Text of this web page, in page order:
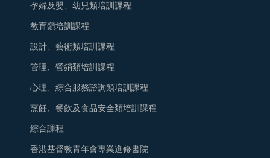
孕婦及嬰、幼兒類培訓課程
教育類培訓課程
設計、藝術類培訓課程
管理、營銷類培訓課程
心理、綜合服務諮詢類培訓課程
烹飪、餐飲及食品安全類培訓課程
綜合課程
香港基督教青年會專業進修書院